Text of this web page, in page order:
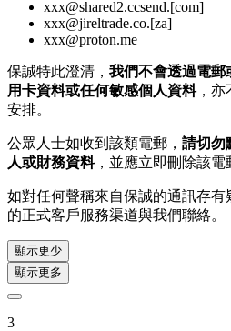
xxx@shared2.ccsend.[com]
xxx@jireltrade.co.[za]
xxx@proton.me
保誠特此澄清， 我們不會透過電郵
用卡資料或任何敏感個人資料，亦
安排。
公眾人士如收到該類電郵， 請切勿
人或財務資料，並應立即刪除該電
如對任何聲稱來自保誠的通訊存
的正式客戶服務渠道與我們聯絡。
顯示更少
顯示更多
3